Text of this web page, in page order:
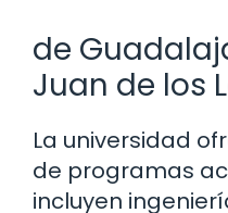
de
Juan de los
La universidad
de programas
incluyen